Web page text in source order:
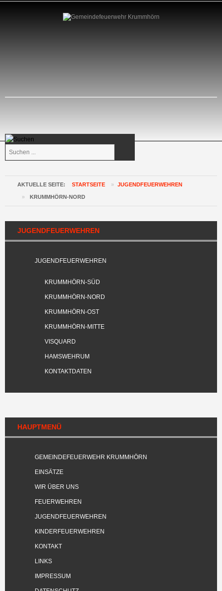
AKTUELLE SEITE: STARTSEITE » JUGENDFEUERWEHREN
» KRUMMHÖRN-NORD
JUGENDFEUERWEHREN
JUGENDFEUERWEHREN
KRUMMHÖRN-SÜD
KRUMMHÖRN-NORD
KRUMMHÖRN-OST
KRUMMHÖRN-MITTE
VISQUARD
HAMSWEHRUM
KONTAKTDATEN
HAUPTMENÜ
GEMEINDEFEUERWEHR KRUMMHÖRN
EINSÄTZE
WIR ÜBER UNS
FEUERWEHREN
JUGENDFEUERWEHREN
KINDERFEUERWEHREN
KONTAKT
LINKS
IMPRESSUM